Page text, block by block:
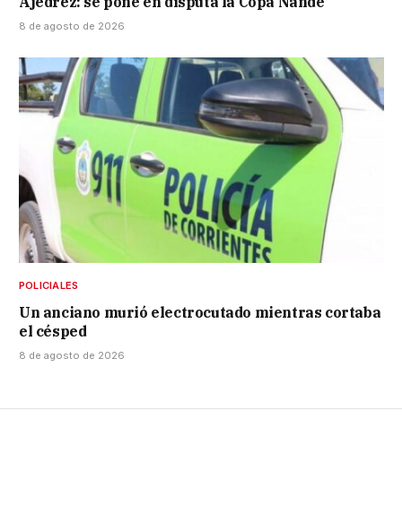
8 de agosto de 2026
POLICIALES
Un anciano murió electrocutado mientras cortaba
el césped
8 de agosto de 2026